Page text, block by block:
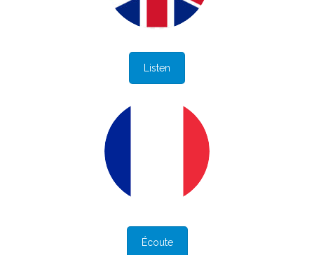
Listen
Écoute